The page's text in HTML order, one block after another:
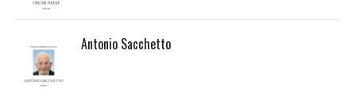
Antonio Sacchetto